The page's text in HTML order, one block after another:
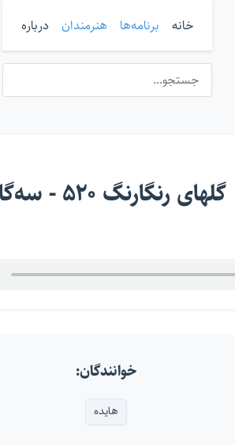
خانه برنامه‌ها هنرمندان درباره
گلهای رنگارنگ ۵۲۰ - سه‌گاه
خوانندگان:
هایده